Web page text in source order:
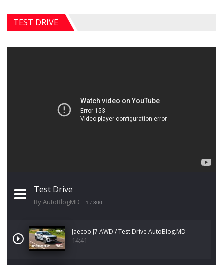
TEST DRIVE
Test Drive
By AutoBlogMD 1 / 300
Jaecoo J7 AWD / Test Drive AutoBlog.MD
14:41